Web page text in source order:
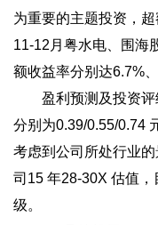
为重要的主题投资，
11-12月粤水电、围海
额收益率分别达6.7%
盈利预测及投资评
分别为0.39/0.55/0.74
考虑到公司所处行业
司15 年28-30X 估值，
级。